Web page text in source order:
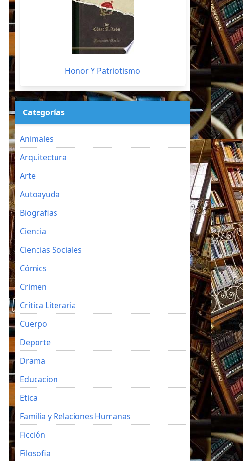
Honor Y Patriotismo
Categorías
Animales
Arquitectura
Arte
Autoayuda
Biografias
Ciencia
Ciencias Sociales
Cómics
Crimen
Crítica Literaria
Cuerpo
Deporte
Drama
Educacion
Etica
Familia y Relaciones Humanas
Ficción
Filosofia